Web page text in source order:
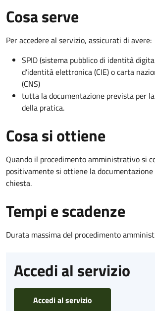
Cosa serve
Per accedere al servizio, assicurati di avere:
SPID (sistema pubblico di identità
d’identità elettronica (CIE) o carta
(CNS)
tutta la documentazione prevista per
della pratica.
Cosa si ottiene
Quando il procedimento amministrativo si
positivamente si ottiene la
chiesta.
Tempi e scadenze
Durata massima del procedimento
Accedi al servizio
Accedi al servizio